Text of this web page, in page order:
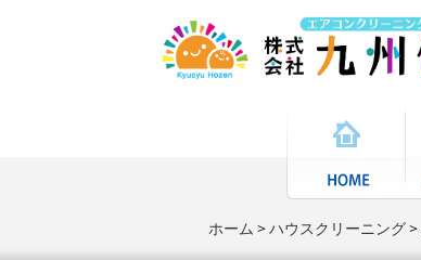
ホーム ハウスクリーニング